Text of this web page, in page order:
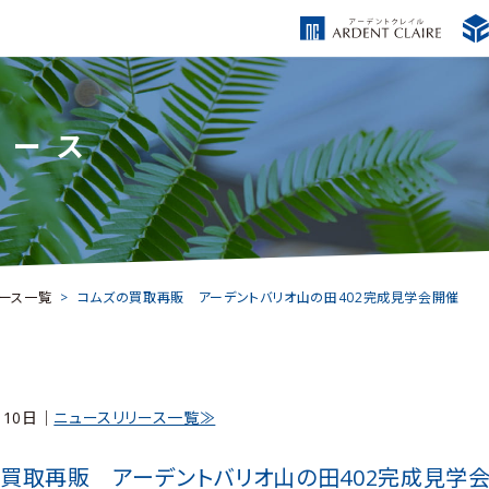
ース
ス一覧 コムズの買取再販 アーデントバリオ山の田402完成見学会開催
日｜ ニュースリリース一覧≫
取再販 アーデントバリオ山の田402完成見学